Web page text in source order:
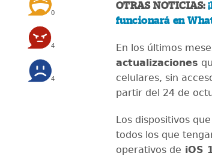
0
4
4
OTRAS NOTICIAS:
funcionará en
En los últimos
actualizaciones
celulares, sin
partir del 24 de
Los dispositivos
todos los que
operativos de iOS